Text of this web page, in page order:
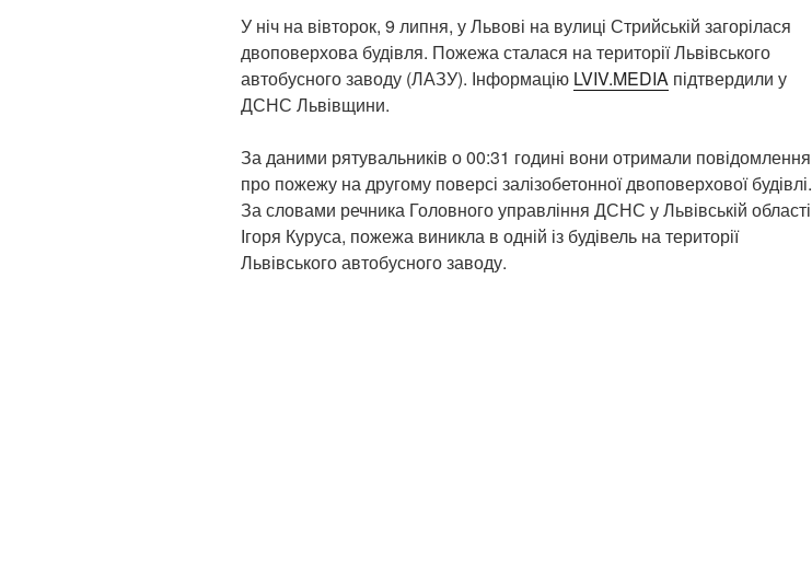
У ніч на вівторок, 9 липня, у Львові на вулиці Стрийській загорілася
двоповерхова будівля. Пожежа сталася на території Львівського
автобусного заводу (ЛАЗУ). Інформацію LVIV.MEDIA підтвердили у
ДСНС Львівщини.
За даними рятувальників о 00:31 годині вони отримали повідомлення
про пожежу на другому поверсі залізобетонної двоповерхової будівлі.
За словами речника Головного управління ДСНС у Львівській області
Ігоря Куруса, пожежа виникла в одній із будівель на території
Львівського автобусного заводу.